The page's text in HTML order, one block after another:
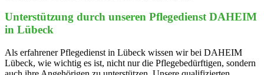
Unterstützung durch unseren Pflegedienst DAHEIM
in Lübeck
Als erfahrener Pflegedienst in Lübeck wissen wir bei DAHEIM
Lübeck, wie wichtig es ist, nicht nur die Pflegebedürftigen, sondern